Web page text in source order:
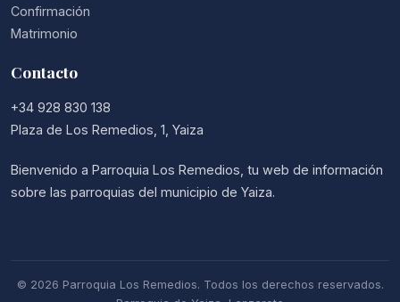
Confirmación
Matrimonio
Contacto
+34 928 830 138
Plaza de Los Remedios, 1, Yaiza
Bienvenido a Parroquia Los Remedios, tu web de información
sobre las parroquias del municipio de Yaiza.
© 2026 Parroquia Los Remedios. Todos los derechos reservados.